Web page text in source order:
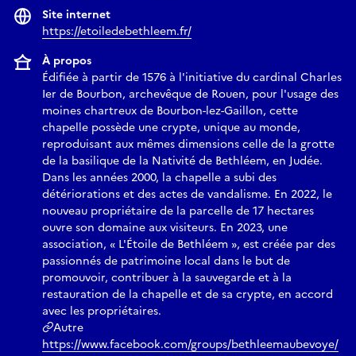
Site internet
https://etoiledebethleem.fr/
À propos
Édifiée à partir de 1576 à l'initiative du cardinal Charles
Ier de Bourbon, archevêque de Rouen, pour l'usage des
moines chartreux de Bourbon-lez-Gaillon, cette
chapelle possède une crypte, unique au monde,
reproduisant aux mêmes dimensions celle de la grotte
de la basilique de la Nativité de Bethléem, en Judée.
Dans les années 2000, la chapelle a subi des
détériorations et des actes de vandalisme. En 2022, le
nouveau propriétaire de la parcelle de 17 hectares
ouvre son domaine aux visiteurs. En 2023, une
association, « L'Étoile de Bethléem », est créée par des
passionnés de patrimoine local dans le but de
promouvoir, contribuer à la sauvegarde et à la
restauration de la chapelle et de sa crypte, en accord
avec les propriétaires.
Autre
https://www.facebook.com/groups/bethleemaubevoye/